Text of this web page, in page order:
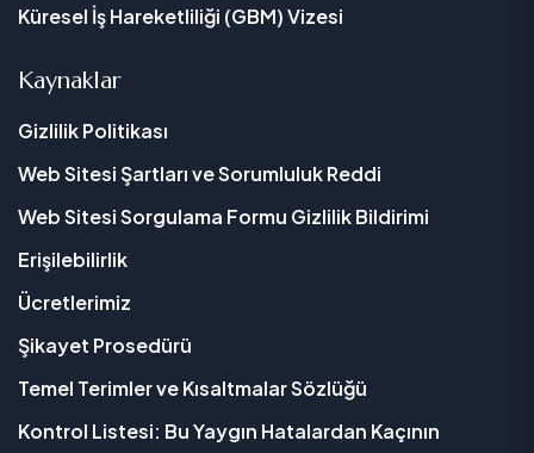
Küresel İş Hareketliliği (GBM) Vizesi
Kaynaklar
Gizlilik Politikası
Web Sitesi Şartları ve Sorumluluk Reddi
Web Sitesi Sorgulama Formu Gizlilik Bildirimi
Erişilebilirlik
Ücretlerimiz
Şikayet Prosedürü
Temel Terimler ve Kısaltmalar Sözlüğü
Kontrol Listesi: Bu Yaygın Hatalardan Kaçının